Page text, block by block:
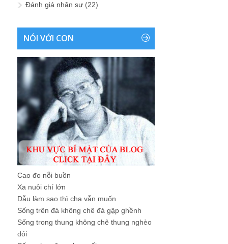
Đánh giá nhân sự (22)
NÓI VỚI CON
Cao đo nỗi buồn
Xa nuôi chí lớn
Dẫu làm sao thì cha vẫn muốn
Sống trên đá không chê đá gập ghềnh
Sống trong thung không chê thung nghèo
đói